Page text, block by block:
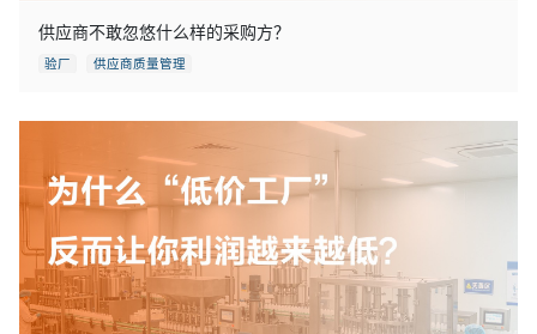
供应商不敢忽悠什么样的采购方？
验厂 供应商质量管理